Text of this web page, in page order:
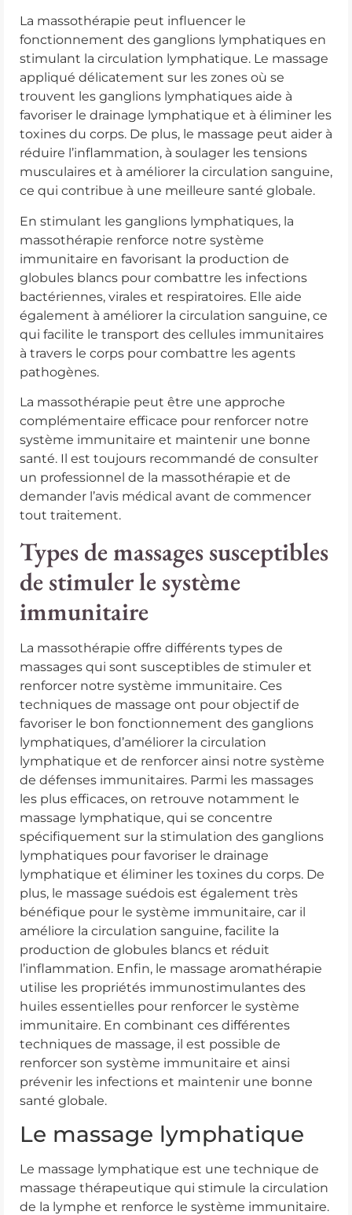
La massothérapie peut influencer le
fonctionnement des ganglions lymphatiques en
stimulant la circulation lymphatique. Le massage
appliqué délicatement sur les zones où se
trouvent les ganglions lymphatiques aide à
favoriser le drainage lymphatique et à éliminer les
toxines du corps. De plus, le massage peut aider à
réduire l’inflammation, à soulager les tensions
musculaires et à améliorer la circulation sanguine,
ce qui contribue à une meilleure santé globale.
En stimulant les ganglions lymphatiques, la
massothérapie renforce notre système
immunitaire en favorisant la production de
globules blancs pour combattre les infections
bactériennes, virales et respiratoires. Elle aide
également à améliorer la circulation sanguine, ce
qui facilite le transport des cellules immunitaires
à travers le corps pour combattre les agents
pathogènes.
La massothérapie peut être une approche
complémentaire efficace pour renforcer notre
système immunitaire et maintenir une bonne
santé. Il est toujours recommandé de consulter
un professionnel de la massothérapie et de
demander l’avis médical avant de commencer
tout traitement.
Types de massages susceptibles
de stimuler le système
immunitaire
La massothérapie offre différents types de
massages qui sont susceptibles de stimuler et
renforcer notre système immunitaire. Ces
techniques de massage ont pour objectif de
favoriser le bon fonctionnement des ganglions
lymphatiques, d’améliorer la circulation
lymphatique et de renforcer ainsi notre système
de défenses immunitaires. Parmi les massages
les plus efficaces, on retrouve notamment le
massage lymphatique, qui se concentre
spécifiquement sur la stimulation des ganglions
lymphatiques pour favoriser le drainage
lymphatique et éliminer les toxines du corps. De
plus, le massage suédois est également très
bénéfique pour le système immunitaire, car il
améliore la circulation sanguine, facilite la
production de globules blancs et réduit
l’inflammation. Enfin, le massage aromathérapie
utilise les propriétés immunostimulantes des
huiles essentielles pour renforcer le système
immunitaire. En combinant ces différentes
techniques de massage, il est possible de
renforcer son système immunitaire et ainsi
prévenir les infections et maintenir une bonne
santé globale.
Le massage lymphatique
Le massage lymphatique est une technique de
massage thérapeutique qui stimule la circulation
de la lymphe et renforce le système immunitaire.